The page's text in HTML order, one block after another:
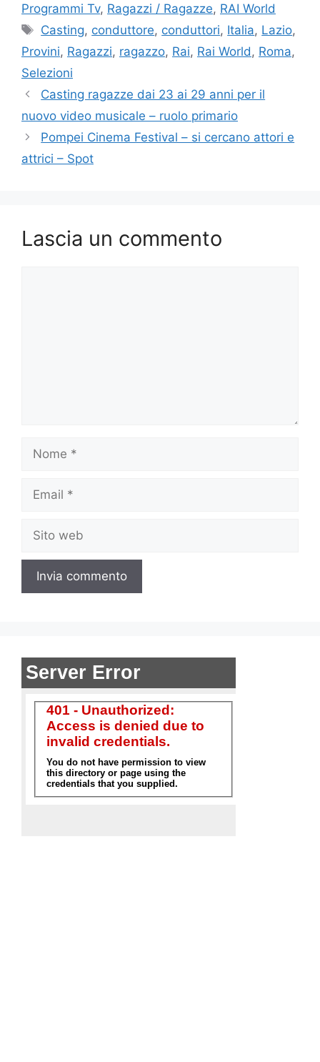
Programmi Tv, Ragazzi / Ragazze, RAI World
Tag
Casting, conduttore, conduttori, Italia, Lazio,
Provini, Ragazzi, ragazzo, Rai, Rai World , Roma,
Selezioni
Casting ragazze dai 23 ai 29 anni per il
nuovo video musicale – ruolo primario
Pompei Cinema Festival – si cercano attori e
attrici – Spot
Lascia un commento
web